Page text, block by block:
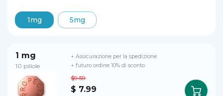
1mg 5mg
1 mg
10 pillole
$9.59
$ 7.99
+ Assicurazione per la spedizione
+ futuro ordine 10% di sconto